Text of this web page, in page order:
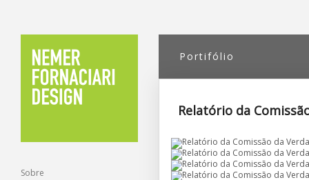
Sobre
Portifólio
Relatório da